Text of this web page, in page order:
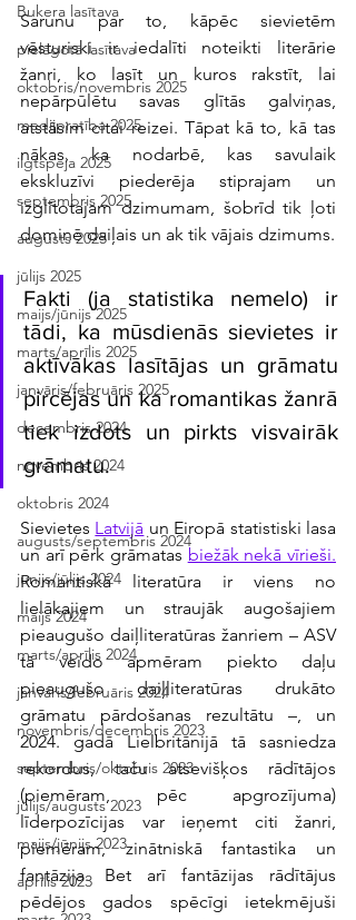
Bukera lasītava
pielāgotā lasītava
oktobris/novembris 2025
medijpratība 2025
ilgtspēja 2025
septembris 2025
augusts 2025
jūlijs 2025
maijs/jūnijs 2025
marts/aprīlis 2025
janvāris/februāris 2025
decembris 2024
novembris 2024
oktobris 2024
augusts/septembris 2024
jūnijs/jūlijs 2024
maijs 2024
marts/aprīlis 2024
janvāris/februāris 2024
novembris/decembris 2023
septembris/oktobris 2023
jūlijs/augusts 2023
maijs/jūnijs 2023
aprīlis 2023
Sarunu par to, kāpēc sievietēm
vēsturiski ir iedalīti noteikti literārie
žanri, ko lasīt un kuros rakstīt, lai
nepārpūlētu savas glītās galviņas,
atstāsim citai reizei. Tāpat kā to, kā tas
nākas, ka nodarbē, kas savulaik
ekskluzīvi piederēja stiprajam un
izglītotajam dzimumam, šobrīd tik ļoti
dominē daiļais un ak tik vājais dzimums.
Fakti (ja statistika nemelo) ir
tādi, ka mūsdienās sievietes ir
aktīvākas lasītājas un grāmatu
pircējas un ka romantikas žanrā
tiek izdots un pirkts visvairāk
grāmatu.
Sievietes Latvijā un Eiropā statistiski lasa
un arī pērk grāmatas biežāk nekā vīrieši.
Romantiskā literatūra ir viens no
lielākajiem un straujāk augošajiem
pieaugušo daiļliteratūras žanriem – ASV
tā veido apmēram piekto daļu
pieaugušo daiļliteratūras drukāto
grāmatu pārdošanas rezultātu –, un
2024. gadā Lielbritānijā tā sasniedza
rekordus, taču atsevišķos rādītājos
(piemēram, pēc apgrozījuma)
līderpozīcijas var ieņemt citi žanri,
piemēram, zinātniskā fantastika un
fantāzija. Bet arī fantāzijas rādītājus
pēdējos gados spēcīgi ietekmējuši